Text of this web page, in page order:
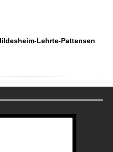
Lehrte-Pattensen